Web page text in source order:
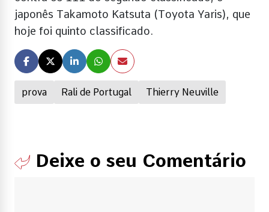
prova Rali de Portugal Thierry Neuville
japonês Takamoto Katsuta (Toyota Yaris), que
hoje foi quinto classificado.
Deixe o seu Comentário